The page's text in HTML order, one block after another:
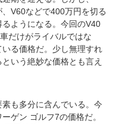
V60などで400万円を切る
ようになる。今回のV40
だけがライバルではな
る価格だ。少し無理すれ
いう絶妙な価格とも言え
も多分に含んでいる。今
ゲン ゴルフ7の価格だ。